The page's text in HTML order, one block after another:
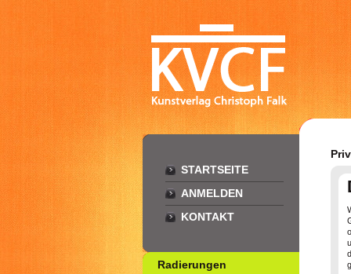
STARTSEITE
ANMELDEN
KONTAKT
Radierungen